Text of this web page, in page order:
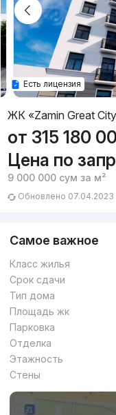
Есть лицензия
ЖК «Zamin Great
от 315 180
Цена по
9 000 000 сум за м²
Обновлено 07.04.2023
Самое важное
Класс жилья
Срок сдачи
Тип дома
Площадь жк
Парковка
Отделка
Этажность
Стены